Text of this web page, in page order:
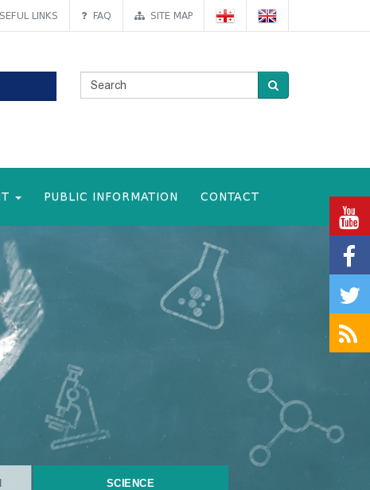
LINKS FAQ SITE MAP
PUBLIC INFORMATION CONTACT
SCIENCE